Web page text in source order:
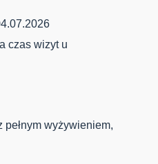
czas wizyt u
wyżywieniem,